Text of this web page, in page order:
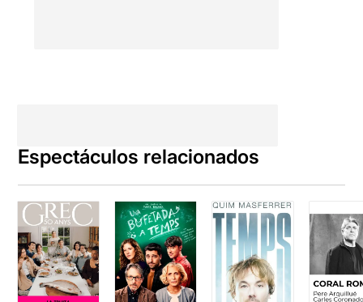
Espectáculos relacionados